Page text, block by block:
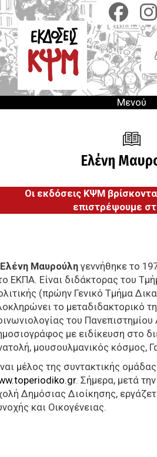
Παράκαμψη
προς
το
κυρίως
περιεχόμενο
Μενού
Ελένη
Οι εκδόσεις ΚΨΜ
επιστρέψουμε
Μαυρούλη γεννήθηκε το
ΕΚΠΑ. Είναι διδάκτορας του
(πρώην Γενικό Τμήμα
το μεταδιδακτορικό
του
με ειδίκευση στο
μουσουλμανικός κόσμος,
μέλος της συντακτικής
. Σήμερα, μετά
Δημόσιας Διοίκησης,
και Οικογένειας.